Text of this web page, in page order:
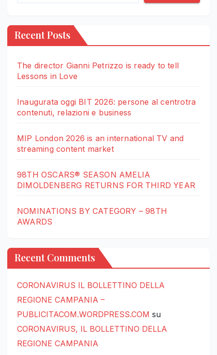
Recent Posts
The director Gianni Petrizzo is ready to tell
Lessons in Love
Inaugurata oggi BIT 2026: persone al centrotra
contenuti, relazioni e business
MIP London 2026 is an international TV and
streaming content market
98TH OSCARS® SEASON AMELIA
DIMOLDENBERG RETURNS FOR THIRD YEAR
NOMINATIONS BY CATEGORY – 98TH
AWARDS
Recent Comments
CORONAVIRUS IL BOLLETTINO DELLA
REGIONE CAMPANIA –
PUBLICITACOM.WORDPRESS.COM su
CORONAVIRUS, IL BOLLETTINO DELLA
REGIONE CAMPANIA